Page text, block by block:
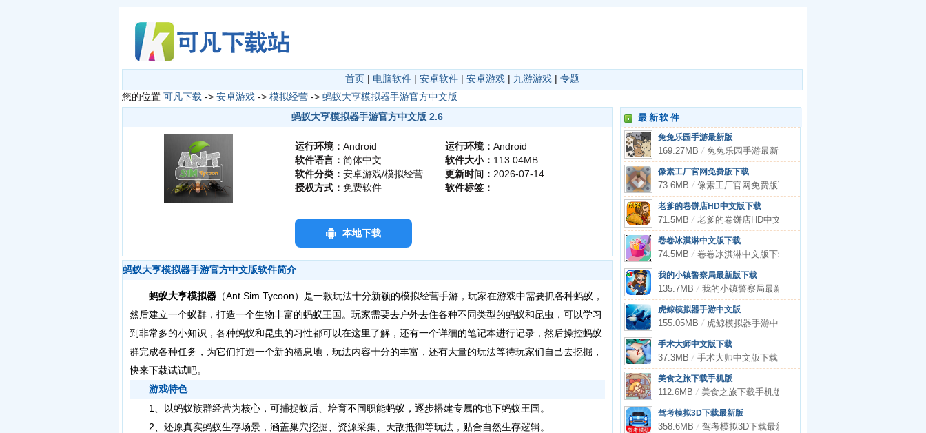
首页 | 电脑软件 | 安卓软件 | 安卓游戏 | 九游游戏 | 专题
您的位置 可凡下载 -> 安卓游戏 -> 模拟经营 -> 蚂蚁大亨模拟器手游官方中文版
蚂蚁大亨模拟器手游官方中文版 2.6
运行环境： Android
软件语言： 简体中文
软件分类： 安卓游戏/模拟经营
授权方式： 免费软件
运行环境： Android
软件大小： 113.04MB
更新时间： 2026-07-14
软件标签：
本地下载
蚂蚁大亨模拟器手游官方中文版软件简介
蚂蚁大亨模拟器 （Ant Sim Tycoon）是一款玩法十分新颖的模拟经营手游，玩家在游戏中需要抓各种蚂蚁，
然后建立一个蚁群，打造一个生物丰富的蚂蚁王国。玩家需要去户外去住各种不同类型的蚂蚁和昆虫，可以学习
到非常多的小知识，各种蚂蚁和昆虫的习性都可以在这里了解，还有一个详细的笔记本进行记录，然后操控蚂蚁
群完成各种任务，为它们打造一个新的栖息地，玩法内容十分的丰富，还有大量的玩法等待玩家们自己去挖掘，
快来下载试试吧。
游戏特色
1、以蚂蚁族群经营为核心，可捕捉蚁后、培育不同职能蚂蚁，逐步搭建专属的地下蚂蚁王国。
2、还原真实蚂蚁生存场景，涵盖巢穴挖掘、资源采集、天敌抵御等玩法，贴合自然生存逻辑。
最新软件
兔兔乐园手游最新版
169.27MB/ 兔兔乐园手游最新版
像素工厂官网免费版下载
73.6MB/ 像素工厂官网免费版下载
老爹的卷饼店HD中文版下载
71.5MB/ 老爹的卷饼店HD中文版下载
卷卷冰淇淋中文版下载
74.5MB/ 卷卷冰淇淋中文版下载
我的小镇警察局最新版下载
135.7MB/ 我的小镇警察局最新版下载
虎鲸模拟器手游中文版
155.05MB/ 虎鲸模拟器手游中文版
手术大师中文版下载
37.3MB/ 手术大师中文版下载
美食之旅下载手机版
112.6MB/ 美食之旅下载手机版
驾考模拟3D下载最新版
358.6MB/ 驾考模拟3D下载最新版